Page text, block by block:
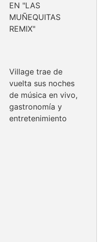
EN "LAS
MUÑEQUITAS
REMIX"
Village trae de
vuelta sus noches
de música en vivo,
gastronomía y
entretenimiento